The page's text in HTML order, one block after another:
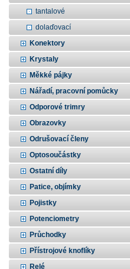
tantalové
dolaďovací
Konektory
Krystaly
Měkké pájky
Nářadí, pracovní pomůcky
Odporové trimry
Obrazovky
Odrušovací členy
Optosoučástky
Ostatní díly
Patice, objímky
Pojistky
Potenciometry
Průchodky
Přístrojové knoflíky
Relé